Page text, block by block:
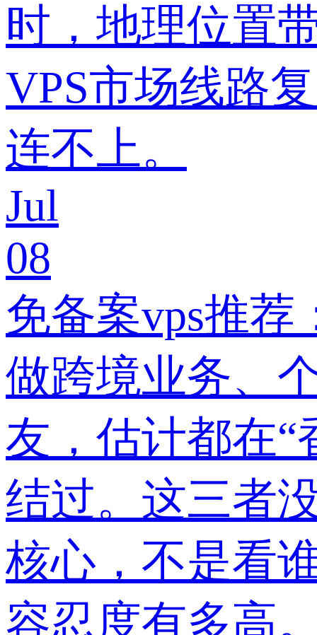
时，地理位置
VPS市场线路
连不上。
Jul
08
免备案vps推荐
做跨境业务、
友，估计都在“
结过。这三者
核心，不是看
容忍度有多高